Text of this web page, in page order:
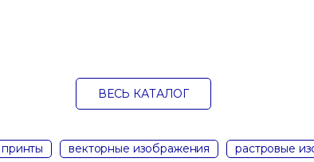
ВЕСЬ КАТАЛОГ
векторные изображения растровые